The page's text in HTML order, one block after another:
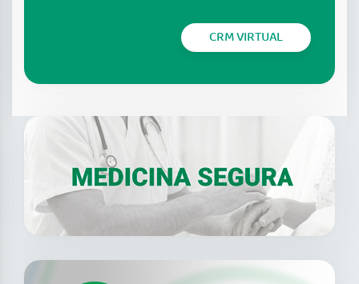
CRM VIRTUAL